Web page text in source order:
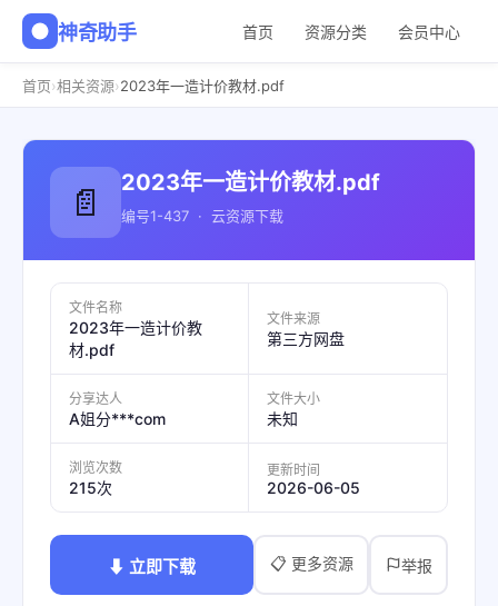
神奇助手 首页 资源分类 会员中心
首页›相关资源›2023年一造计价教材.pdf
📄 2023年一造计价教材.pdf
编号1-437 · 云资源下载
文件名称
2023年一造计价教
材.pdf
文件来源
第三方网盘
分享达人
A姐分***com
文件大小
未知
浏览次数
215次
更新时间
2026-06-05
⬇ 立即下载 📋 更多资源 举报